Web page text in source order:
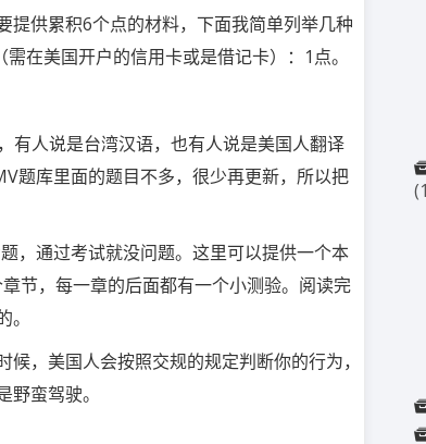
提供累积6个点的材料，下面我简单列举几种
在美国开户的信用卡或是借记卡）：1点。
有人说是台湾汉语，也有人说是美国人翻译
题库里面的题目不多，很少再更新，所以把
，通过考试就没问题。这里可以提供一个本
节，每一章的后面都有一个小测验。阅读完
候，美国人会按照交规的规定判断你的行为，
蛮驾驶。